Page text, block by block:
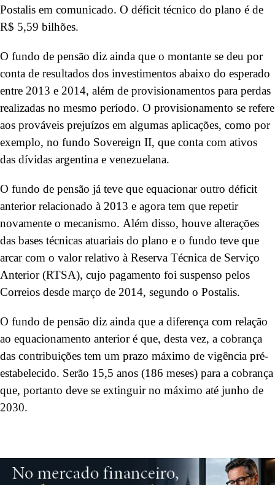
Postalis em comunicado. O déficit técnico do plano é de
R$ 5,59 bilhões.
O fundo de pensão diz ainda que o montante se deu por
conta de resultados dos investimentos abaixo do esperado
entre 2013 e 2014, além de provisionamentos para perdas
realizadas no mesmo período. O provisionamento se refere
aos prováveis prejuízos em algumas aplicações, como por
exemplo, no fundo Sovereign II, que conta com ativos
das dívidas argentina e venezuelana.
O fundo de pensão já teve que equacionar outro déficit
anterior relacionado à 2013 e agora tem que repetir
novamente o mecanismo. Além disso, houve alterações
das bases técnicas atuariais do plano e o fundo teve que
arcar com o valor relativo à Reserva Técnica de Serviço
Anterior (RTSA), cujo pagamento foi suspenso pelos
Correios desde março de 2014, segundo o Postalis.
O fundo de pensão diz ainda que a diferença com relação
ao equacionamento anterior é que, desta vez, a cobrança
das contribuições tem um prazo máximo de vigência pré-
estabelecido. Serão 15,5 anos (186 meses) para a cobrança
que, portanto deve se extinguir no máximo até junho de
2030.